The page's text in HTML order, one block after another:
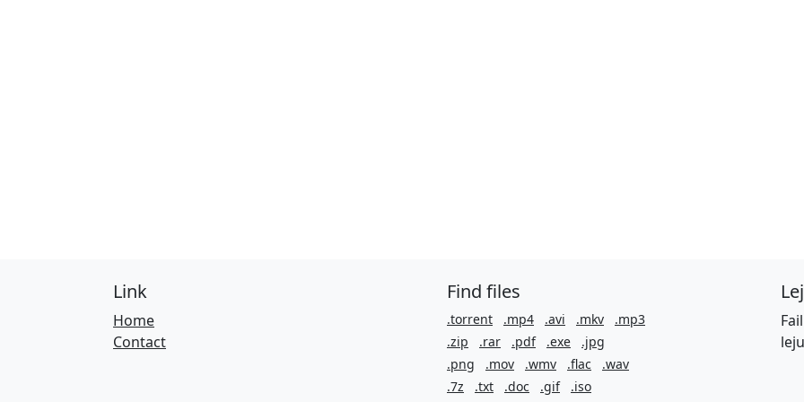
Link
Home
Contact
Find files
.torrent .mp4 .avi .mkv
.mp3
.zip
.rar .pdf .exe
.jpg
.png
.mov .wmv .flac
.wav
.7z
.txt .doc .gif .iso